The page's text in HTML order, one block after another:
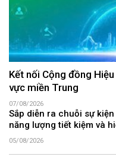
Kết nối Cộng đồng
vực miền Trung
07/08/2026
Sắp diễn ra chuỗi sự
năng lượng tiết kiệm và
05/08/2026